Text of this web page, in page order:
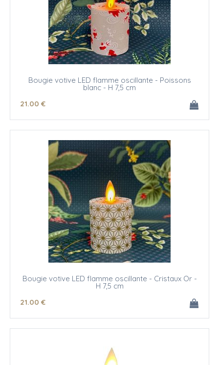
Bougie votive LED flamme oscillante - Poissons
blanc - H 7,5 cm
21.00 €
Bougie votive LED flamme oscillante - Cristaux Or -
H 7,5 cm
21.00 €